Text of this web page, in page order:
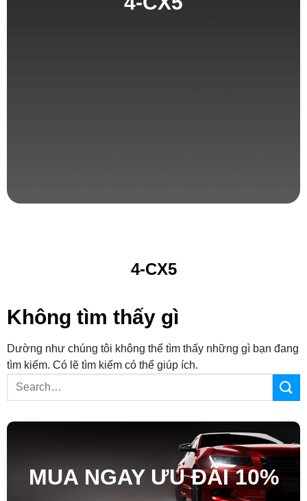
4-CX5
Không tìm thấy gì
Dường như chúng tôi không thể tìm thấy những gì bạn đang
tìm kiếm. Có lẽ tìm kiếm có thể giúp ích.
MUA NGAY ƯU ĐÃI10%